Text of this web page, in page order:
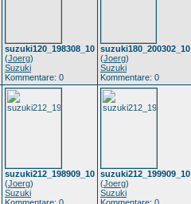
suzuki120_198308_10
(Joerg)
Suzuki
Kommentare: 0
suzuki180_200302_10
(Joerg)
Suzuki
Kommentare: 0
suzuki212_198909_10
(Joerg)
Suzuki
suzuki212_199909_10
(Joerg)
Suzuki